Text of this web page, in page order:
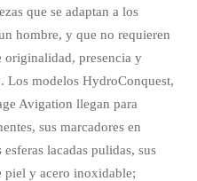
que se adaptan a los
hombre, y que no requieren
originalidad, presencia y
Los modelos HydroConquest,
Avigation llegan para
sus marcadores en
lacadas pulidas, sus
piel y acero inoxidable;